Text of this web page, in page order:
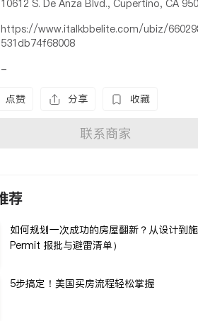
10612 S. De Anza Blvd., Cupertino, CA
https://www.italkbbelite.com/ubiz/
531db74f68008
-
点赞 分享 收藏
联系商家
荐
如何规划一次成功的房屋翻新？从设计到
Permit 报批与避雷清单）
5步搞定！美国买房流程轻松掌握